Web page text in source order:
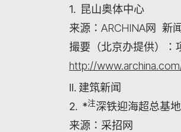
1. 昆山奥体中心
来源：ARCHINA网 新闻
撮要（北京办提供）
http://
II. 建筑新闻
2. *注深铁迎海超总基
来源：采招网